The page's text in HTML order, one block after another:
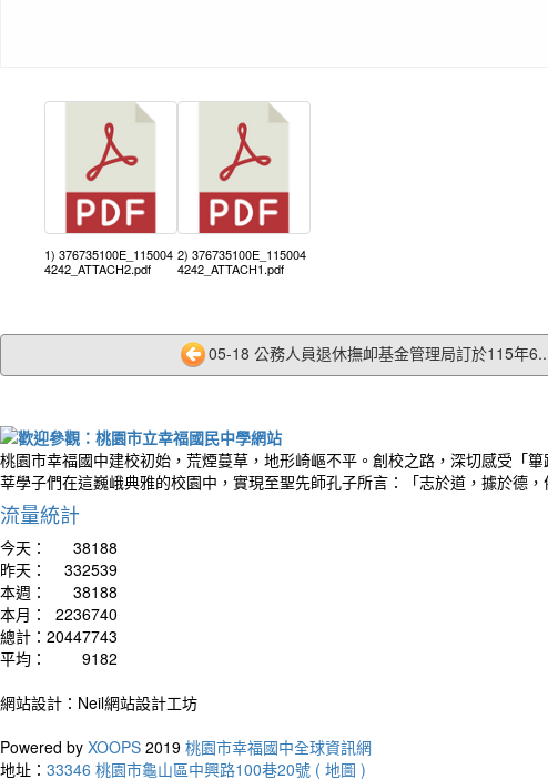
1) 376735100E_115004
4242_ATTACH2.pdf
2) 376735100E_115004
4242_ATTACH1.pdf
05-18 公務人員退休撫卹基金管理局訂於115年
桃園市幸福國中建校初始，荒煙蔓草，地形崎嶇不平。創校之路，深切感受「
莘學子們在這巍峨典雅的校園中，實現至聖先師孔子所言：「志於道，據於德
流量統計
今天：
38188
昨天：
332539
本週：
38188
本月：
2236740
總計： 20447743
平均：
9182
網站設計：Neil網站設計工坊
Powered by XOOPS 2019 桃園市幸福國中全球資訊網
地址： 33346 桃園市龜山區中興路100巷20號 ( 地圖 )